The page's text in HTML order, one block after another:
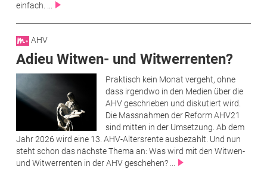
einfach. ...
AHV
Adieu Witwen- und Witwerrenten?
Praktisch kein Monat vergeht, ohne
dass irgendwo in den Medien über die
AHV geschrieben und diskutiert wird.
Die Massnahmen der Reform AHV21
sind mitten in der Umsetzung. Ab dem
Jahr 2026 wird eine 13. AHV-Altersrente ausbezahlt. Und nun
steht schon das nächste Thema an: Was wird mit den Witwen-
und Witwerrenten in der AHV geschehen? ...